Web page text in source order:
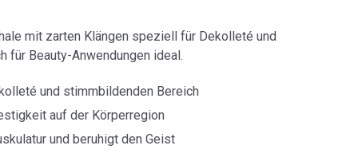
mit zarten Klängen speziell für Dekolleté und
für Beauty-Anwendungen ideal.
und stimmbildenden Bereich
auf der Körperregion
und beruhigt den Geist